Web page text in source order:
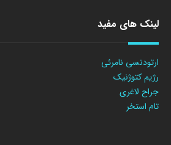
لینک های مفید
ارتودنسی نامرئی
رژیم کتوژنیک
جراح لاغری
تام استخر